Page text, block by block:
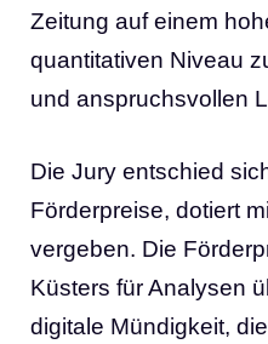
Zeitung auf einem
quantitativen Niveau
und anspruchsvollen
Die Jury entschied
Förderpreise, dotiert
vergeben. Die
Küsters für Analysen
digitale Mündigkeit,